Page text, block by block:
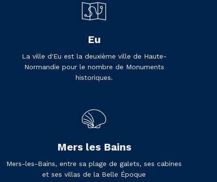
Eu
La ville d'Eu est la deuxième ville de Haute-
Normandie pour le nombre de Monuments
historiques.
Mers les Bains
Mers-les-Bains, entre sa plage de galets, ses cabines
et ses villas de la Belle Époque